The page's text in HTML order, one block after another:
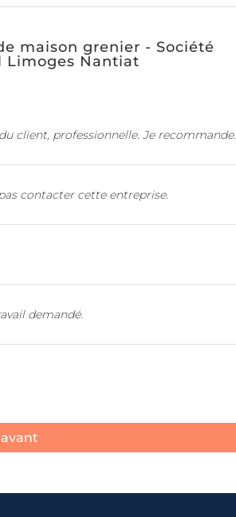
maison grenier - Société
Limoges Nantiat
client, professionnelle. Je recommande.
contacter cette entreprise.
demandé.